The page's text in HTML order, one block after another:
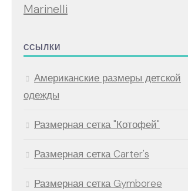
Marinelli
ССЫЛКИ
Американские размеры детской
одежды
Размерная сетка "Котофей"
Размерная сетка Carter's
Размерная сетка Gymboree